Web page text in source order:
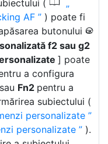
( 0
AF
) poate fi
butonului J
f2 sau g2
] poate
a configura
sau Fn2 pentru a
subiectului (
personalizate
personalizate
).